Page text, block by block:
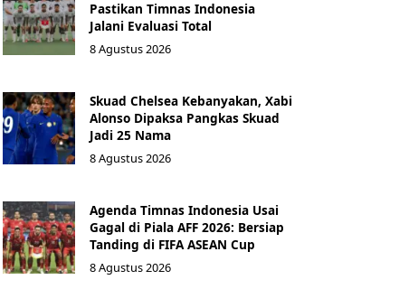
Pastikan Timnas Indonesia
Jalani Evaluasi Total
8 Agustus 2026
Skuad Chelsea Kebanyakan, Xabi
Alonso Dipaksa Pangkas Skuad
Jadi 25 Nama
8 Agustus 2026
Agenda Timnas Indonesia Usai
Gagal di Piala AFF 2026: Bersiap
Tanding di FIFA ASEAN Cup
8 Agustus 2026